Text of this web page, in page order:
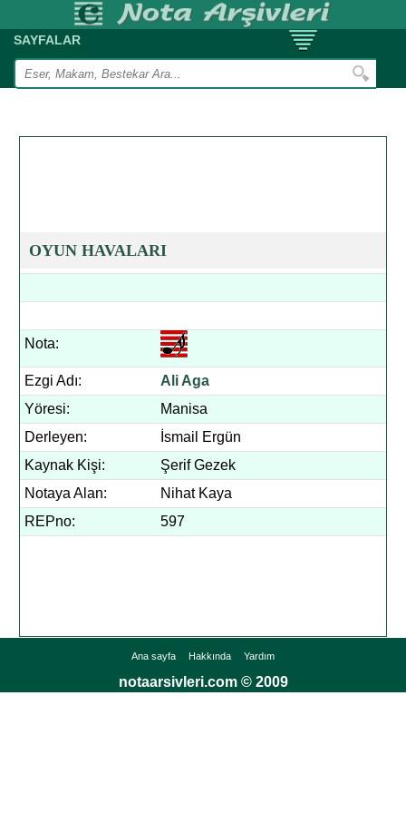
SAYFALAR
OYUN HAVALARI
Nota:
Ezgi Adı:
Ali Aga
Yöresi:
Manisa
Derleyen:
İsmail Ergün
Kaynak Kişi:
Şerif Gezek
Notaya Alan:
Nihat Kaya
REPno:
597
Ana sayfa Hakkında Yardım
notaarsivleri.com © 2009